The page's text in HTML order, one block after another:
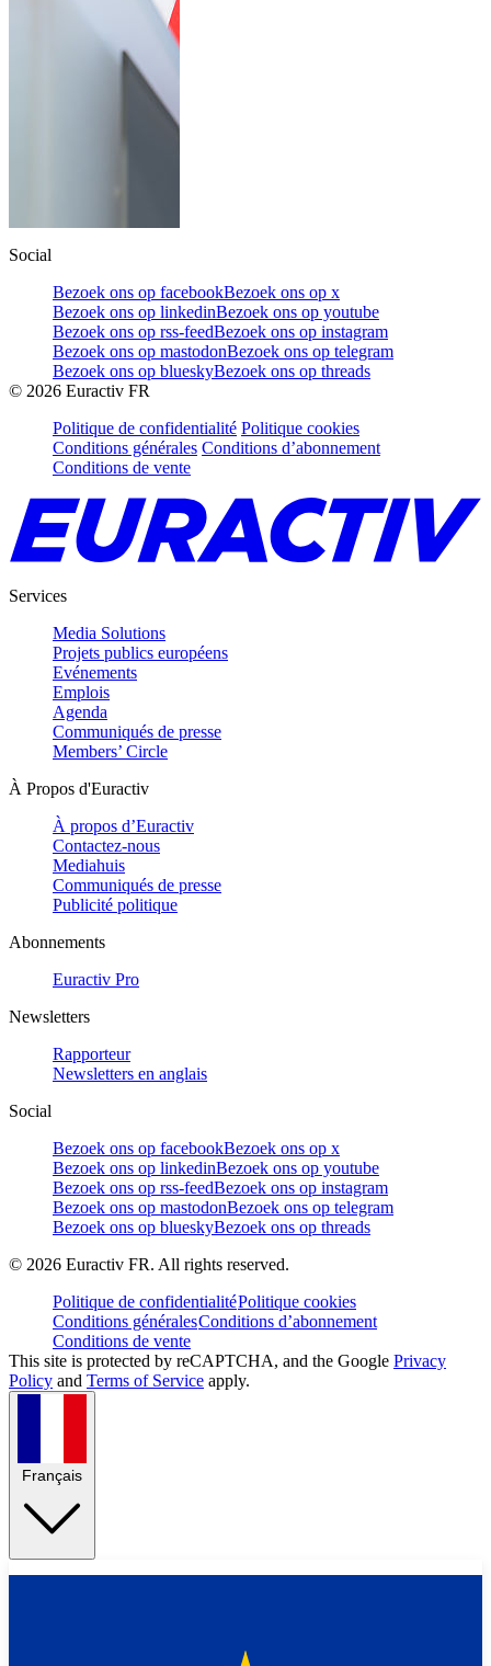
Social
Bezoek ons op facebookBezoek ons op x
Bezoek ons op linkedinBezoek ons op youtube
Bezoek ons op rss-feedBezoek ons op instagram
Bezoek ons op mastodonBezoek ons op telegram
Bezoek ons op blueskyBezoek ons op threads
© 2026 Euractiv FR
Politique de confidentialité Politique cookies
Conditions générales Conditions d’abonnement
Conditions de vente
Services
Media Solutions
Projets publics européens
Evénements
Emplois
Agenda
Communiqués de presse
Members’ Circle
À Propos d'Euractiv
À propos d’Euractiv
Contactez-nous
Mediahuis
Communiqués de presse
Publicité politique
Abonnements
Euractiv Pro
Newsletters
Rapporteur
Newsletters en anglais
Social
Bezoek ons op facebookBezoek ons op x
Bezoek ons op linkedinBezoek ons op youtube
Bezoek ons op rss-feedBezoek ons op instagram
Bezoek ons op mastodonBezoek ons op telegram
Bezoek ons op blueskyBezoek ons op threads
© 2026 Euractiv FR. All rights reserved.
Politique de confidentialitéPolitique cookies
Conditions généralesConditions d’abonnement
Conditions de vente
This site is protected by reCAPTCHA, and the Google Privacy
Policy and Terms of Service apply.
Français